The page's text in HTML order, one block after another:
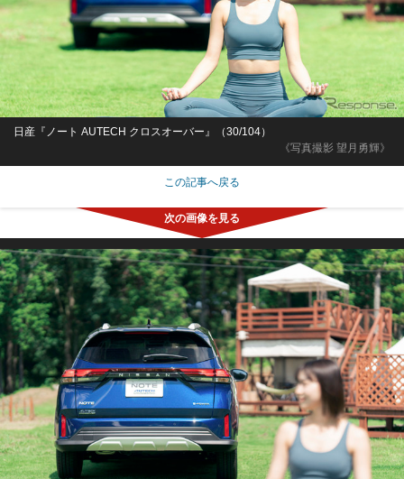
《写真撮影 望月勇輝》
日産『ノート AUTECH クロスオーバー』（30/104）
この記事へ戻る